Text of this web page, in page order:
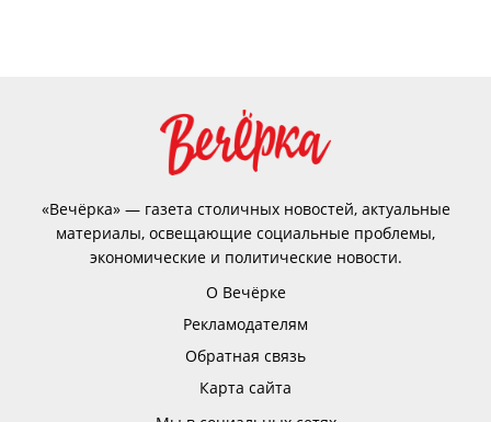
«Вечёрка» — газета столичных новостей, актуальные
материалы, освещающие социальные проблемы,
экономические и политические новости.
О Вечёрке
Рекламодателям
Обратная связь
Карта сайта